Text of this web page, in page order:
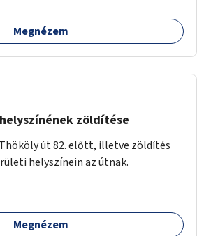
Megnézem
zöldítése
út 82. előtt, illetve zöldítés
helyszínein az útnak.
Megnézem